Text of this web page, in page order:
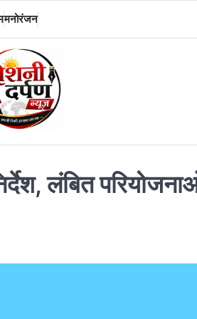
मनोरंजन
लंबित